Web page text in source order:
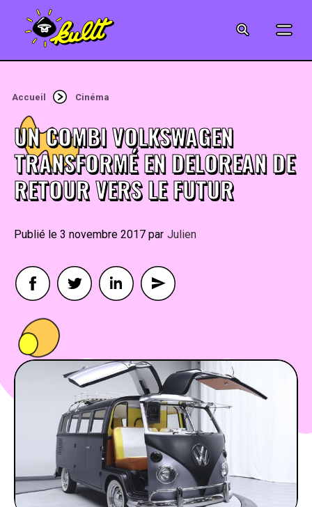
MUSIQUE
CRÉATION
ART
JEUX-VIDÉO
VINTAGE
FOOD
BONS PLANS
SOUTENEZ KULTT
Accueil Cinéma
UN COMBI VOLKSWAGEN
TRANSFORMÉ EN DELOREAN DE
RETOUR VERS LE FUTUR
3 novembre 2017 By Julien